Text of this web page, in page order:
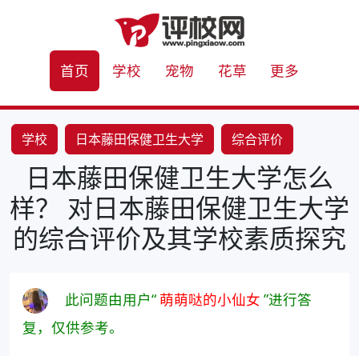
首页 学校 宠物 花草 更多
学校 日本藤田保健卫生大学
综合评价
学校素质
日本藤田保健卫生大学怎么
样？ 对日本藤田保健卫生大学
的综合评价及其学校素质探究
此问题由用户“ 萌萌哒的小仙女 ”进行答
复，仅供参考。